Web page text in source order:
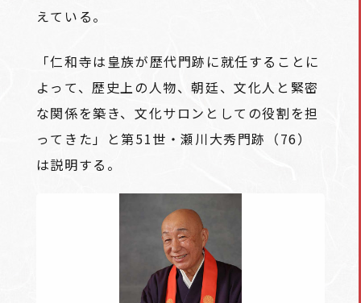
えている。
「仁和寺は皇族が歴代門跡に就任することに
よって、歴史上の人物、朝廷、文化人と緊密
な関係を築き、文化サロンとしての役割を担
ってきた」と第51世・瀬川大秀門跡（76）
は説明する。